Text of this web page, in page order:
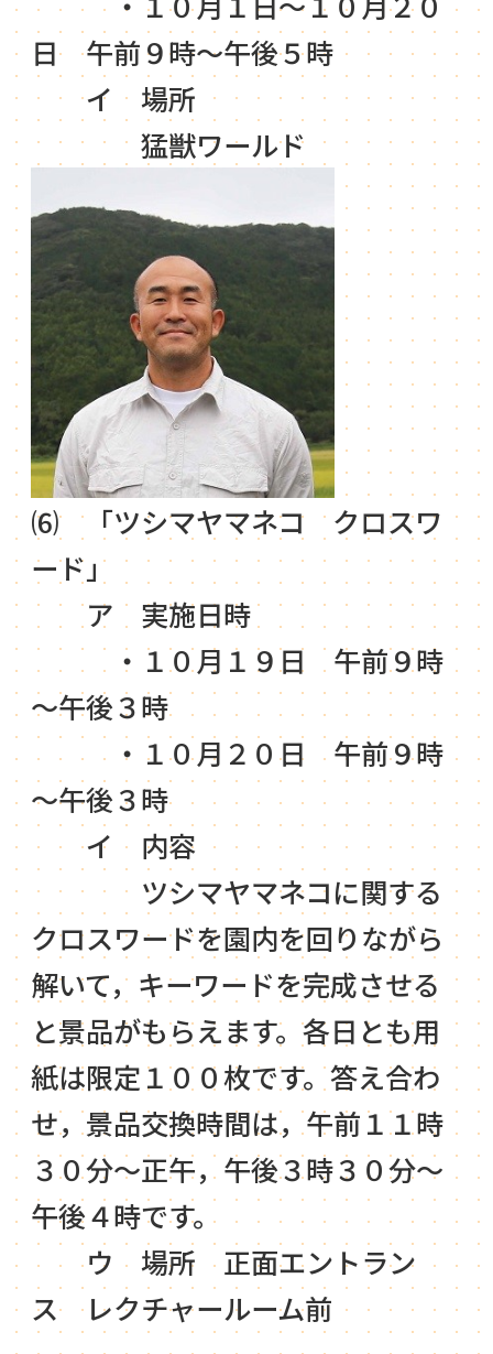
日 午前９時～午後５時
イ 場所
猛獣ワールド
⑹ 「ツシマヤマネコ クロスワ
ード」
ア 実施日時
・１０月１９日 午前９時
～午後３時
・１０月２０日 午前９時
～午後３時
イ 内容
ツシマヤマネコに関する
クロスワードを園内を回りながら
解いて，キーワードを完成させる
と景品がもらえます。各日とも用
紙は限定１００枚です。答え合わ
せ，景品交換時間は，午前１１時
３０分～正午，午後３時３０分～
午後４時です。
ウ 場所 正面エントラン
ス レクチャールーム前